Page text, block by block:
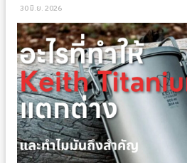
30 มิ.ย. 2026